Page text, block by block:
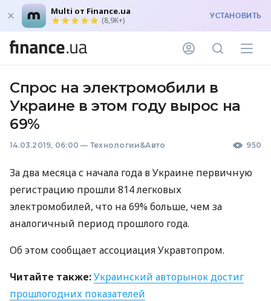
Multi от Finance.ua
(8,9K+) УСТАНОВИТЬ
Спрос на электромобили в
Украине в этом году вырос на
69%
14.03.2019, 06:00 — Технологии&Авто 950
За два месяца с начала года в Украине первичную
регистрацию прошли 814 легковых
электромобилей, что на 69% больше, чем за
аналогичный период прошлого года.
Об этом сообщает ассоциация Укравтопром.
Читайте также:Украинский авторынок достиг
прошлогодних показателей